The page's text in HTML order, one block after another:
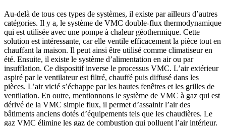
Au-delà de tous ces types de systèmes, il existe par ailleurs d’autres
catégories. Il y a, le système de VMC double-flux thermodynamique
qui est utilisée avec une pompe à chaleur géothermique. Cette
solution est intéressante, car elle ventile efficacement la pièce tout en
chauffant la maison. Il peut ainsi être utilisé comme climatiseur en
été. Ensuite, il existe le système d’alimentation en air ou par
insufflation. Ce dispositif inverse le processus VMC. L’air extérieur
aspiré par le ventilateur est filtré, chauffé puis diffusé dans les
pièces. L’air vicié s’échappe par les hautes fenêtres et les grilles de
ventilation. En outre, mentionnons le système de VMC à gaz qui est
dérivé de la VMC simple flux, il permet d’assainir l’air des
bâtiments anciens dotés d’équipements tels que les chaudières. Le
gaz VMC élimine les gaz de combustion qui polluent l’air intérieur.